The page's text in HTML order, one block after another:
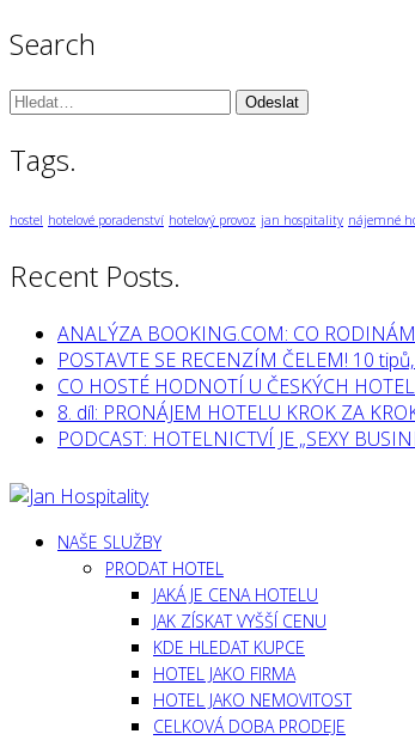
Search
Vyhledávání:
Tags.
hostel hotelové poradenství hotelový provoz jan hospitality nájemné
Recent Posts.
ANALÝZA BOOKING.COM: CO
POSTAVTE SE RECENZÍM ČELEM! 10
CO HOSTÉ HODNOTÍ U ČESKÝCH
8. díl: PRONÁJEM HOTELU KROK ZA
PODCAST: HOTELNICTVÍ JE „SEXY
NAŠE SLUŽBY
PRODAT HOTEL
JAKÁ JE CENA HOTELU
JAK ZÍSKAT VYŠŠÍ CENU
KDE HLEDAT KUPCE
HOTEL JAKO FIRMA
HOTEL JAKO NEMOVITOST
CELKOVÁ DOBA PRODEJE